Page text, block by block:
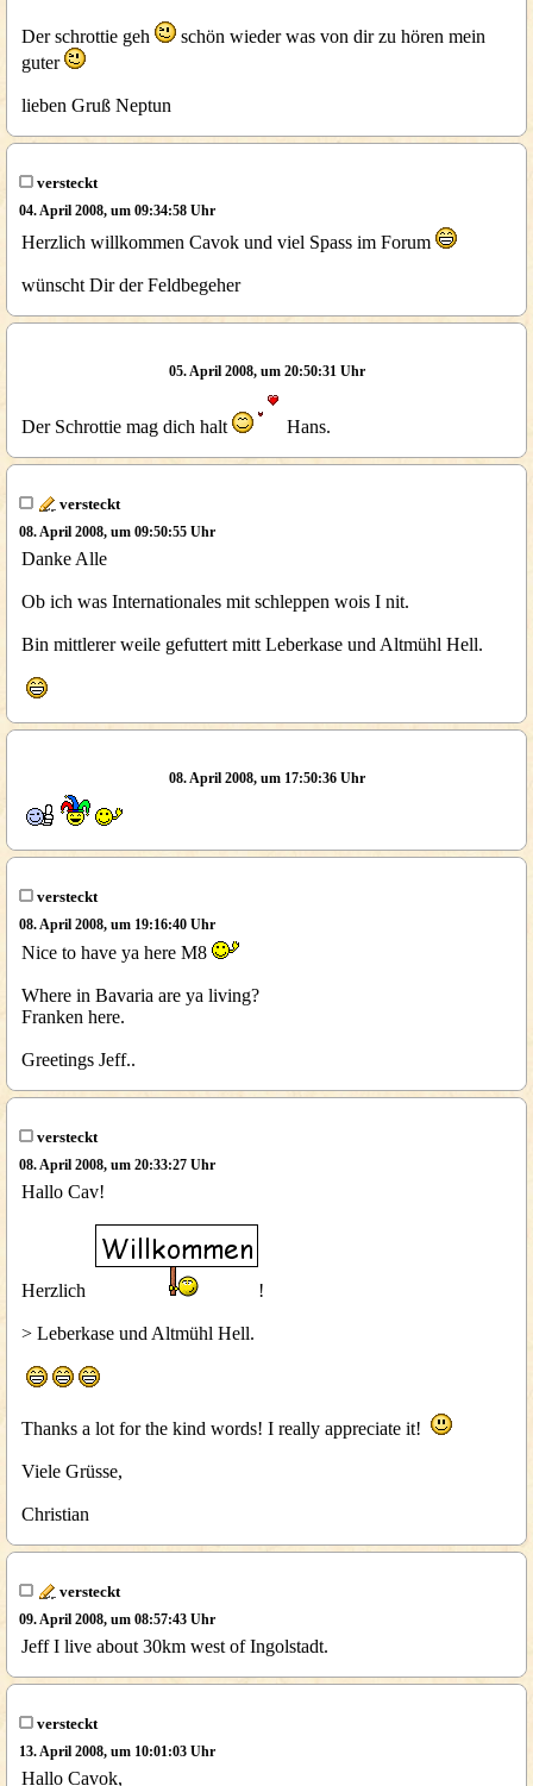
Der schrottie geh
schön wieder was von dir zu hören mein
guter
lieben Gruß Neptun
versteckt
04. April 2008, um 09:34:58 Uhr
Herzlich willkommen Cavok und viel Spass im Forum
wünscht Dir der Feldbegeher
05. April 2008, um 20:50:31 Uhr
Der Schrottie mag dich halt Hans.
versteckt
08. April 2008, um 09:50:55 Uhr
Danke Alle
Ob ich was Internationales mit schleppen wois I nit.
Bin mittlerer weile gefuttert mitt Leberkase und Altmühl Hell.
08. April 2008, um 17:50:36 Uhr
versteckt
08. April 2008, um 19:16:40 Uhr
Nice to have ya here M8
Where in Bavaria are ya living?
Franken here.
Greetings Jeff..
versteckt
08. April 2008, um 20:33:27 Uhr
Hallo Cav!
Herzlich !
> Leberkase und Altmühl Hell.
Thanks a lot for the kind words! I really appreciate it!
Viele Grüsse,
Christian
versteckt
09. April 2008, um 08:57:43 Uhr
Jeff I live about 30km west of Ingolstadt.
versteckt
13. April 2008, um 10:01:03 Uhr
Hallo Cavok,